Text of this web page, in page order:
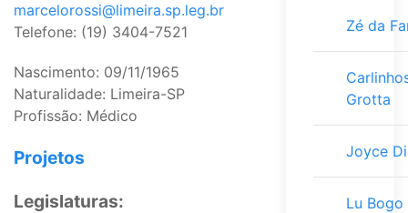
marcelorossi@limeira.sp.leg.br
Telefone: (19) 3404-7521
Nascimento: 09/11/1965
Naturalidade: Limeira-SP
Profissão: Médico
Projetos
Legislaturas:
Zé da
Grotta
Joyce
Lu Bogo